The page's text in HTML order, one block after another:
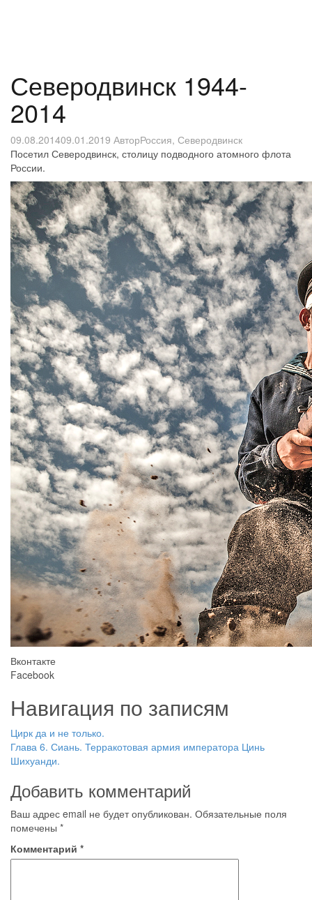
Северодвинск 1944-
2014
09.08.201409.01.2019 АвторРоссия, Северодвинск
Посетил Северодвинск, столицу подводного атомного флота
России.
Вконтакте
Facebook
Навигация по записям
Цирк да и не только.
Глава 6. Сиань. Терракотовая армия императора Цинь
Шихуанди.
Добавить комментарий
Ваш адрес email не будет опубликован. Обязательные поля
помечены *
Комментарий *